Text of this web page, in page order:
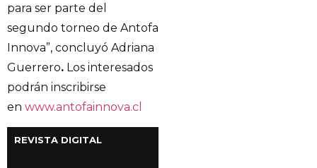
para ser parte del
segundo torneo de Antofa
Innova”, concluyó Adriana
Guerrero. Los interesados
podrán inscribirse
en www.antofainnova.cl
REVISTA DIGITAL